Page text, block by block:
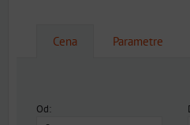
Cena Parametre
Od: